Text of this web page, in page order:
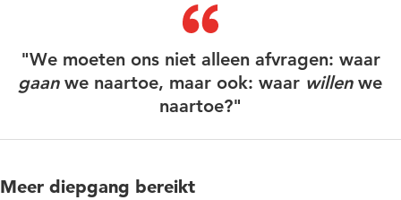
"We moeten ons niet alleen afvragen: waar
gaanwe naartoe, maar ook: waar willenwe
naartoe?"
Meer diepgang bereikt